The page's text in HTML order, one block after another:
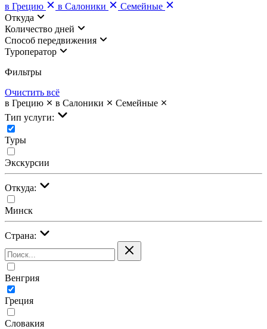
в Грецию
в Салоники
Семейные
Откуда
Количество дней
Cпособ передвижения
Туроператор
Фильтры
Очистить всё
в Грецию
в Салоники
Семейные
Тип услуги:
Туры
Экскурсии
Откуда:
Минск
Страна:
Венгрия
Греция
Словакия